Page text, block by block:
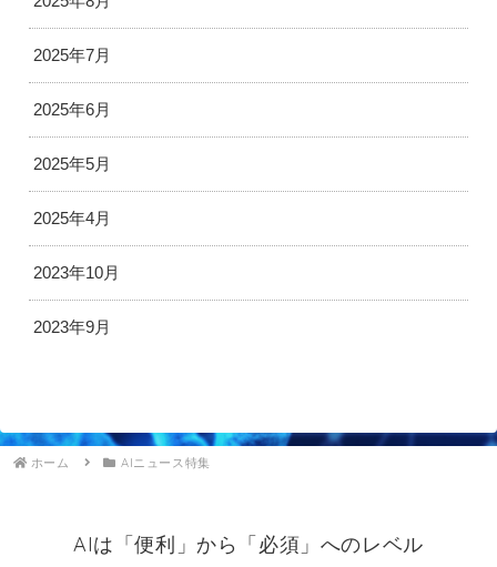
2025年7月
2025年6月
2025年5月
2025年4月
2023年10月
2023年9月
ホーム AIニュース特集
AIは「便利」から「必須」へのレベル